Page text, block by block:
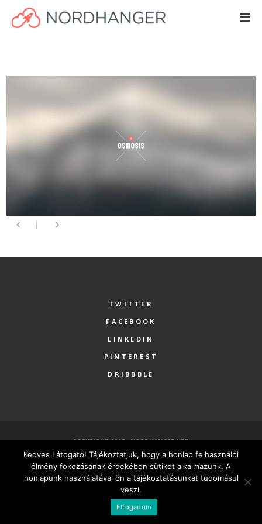
TWITTER
FACEBOOK
LINKEDIN
PINTEREST
DRIBBBLE
COPYRIGHT 2017 - NORDHANGER KFT.
FŐOLDAL SZOLGÁLTATÁSOK RÓLUNK PARTNEREK
KAPCSOLAT MINDEN VÁLLALKOZÁSNAK LEGYEN SAJÁT HONLAPJA
MAGYAR
Kedves Látogató! Tájékoztatjuk, hogy a honlap felhasználói
élmény fokozásának érdekében sütiket alkalmazunk. A
honlapunk használatával ön a tájékoztatásunkat tudomásul
veszi.
Elfogadom